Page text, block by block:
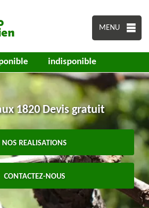
MENU
indisponible
1820 Devis gratuit
NOS REALISATIONS
CONTACTEZ-NOUS